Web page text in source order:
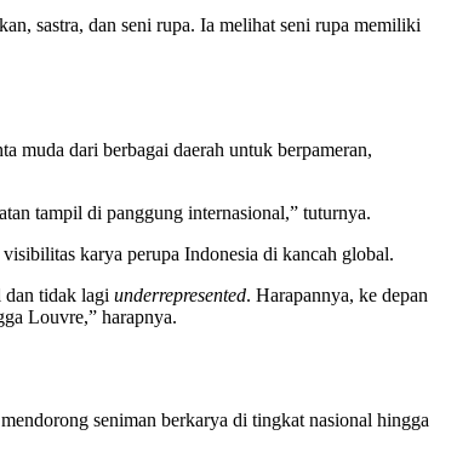
sastra, dan seni rupa. Ia melihat seni rupa memiliki
muda dari berbagai daerah untuk berpameran,
tampil di panggung internasional,” tuturnya.
karya perupa Indonesia di kancah global.
dan tidak lagi underrepresented. Harapannya, ke depan
Louvre,” harapnya.
seniman berkarya di tingkat nasional hingga